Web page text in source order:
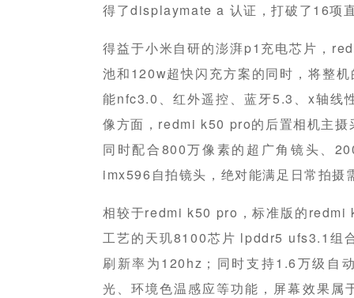
得了displaymate a 认证，打破了16项
得益于小米自研的澎湃p1充电芯片，
池和120w超快闪充方案的同时，将整
能nfc3.0、红外遥控、蓝牙5.3、x轴线
像方面，redmi k50 pro的后置相机主
同时配合800万像素的超广角镜头、
imx596自拍镜头，绝对能满足日常拍摄
相较于redmi k50 pro，标准版的redmi
工艺的天玑8100芯片 lpddr5 ufs3.1组
刷新率为120hz；同时支持1.6万级自
光、环境色温感应等功能，屏幕效果